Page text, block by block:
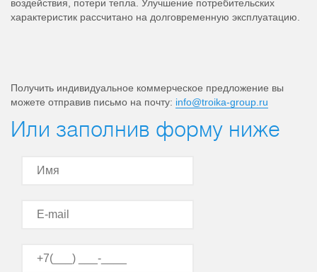
воздействия, потери тепла. Улучшение потребительских
характеристик рассчитано на долговременную эксплуатацию.
Получить индивидуальное коммерческое предложение вы
можете отправив письмо на почту: info@troika-group.ru
Или заполнив форму ниже